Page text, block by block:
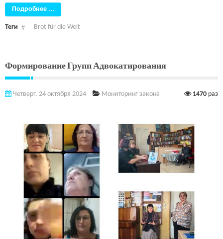
Подробнее ...
Теги Brot für die Welt
Формирование Групп Адвокатирования
Четверг, 24 октября 2024 Мониторинг закона 1470 раз